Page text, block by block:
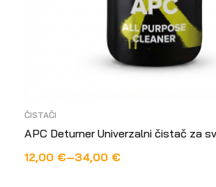
ČISTAČI
APC Deturner Univerzalni čistač za
12,00 €–34,00 €